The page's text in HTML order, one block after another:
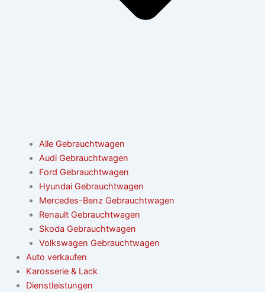
Alle Gebrauchtwagen
Audi Gebrauchtwagen
Ford Gebrauchtwagen
Hyundai Gebrauchtwagen
Mercedes-Benz Gebrauchtwagen
Renault Gebrauchtwagen
Skoda Gebrauchtwagen
Volkswagen Gebrauchtwagen
Auto verkaufen
Karosserie & Lack
Dienstleistungen